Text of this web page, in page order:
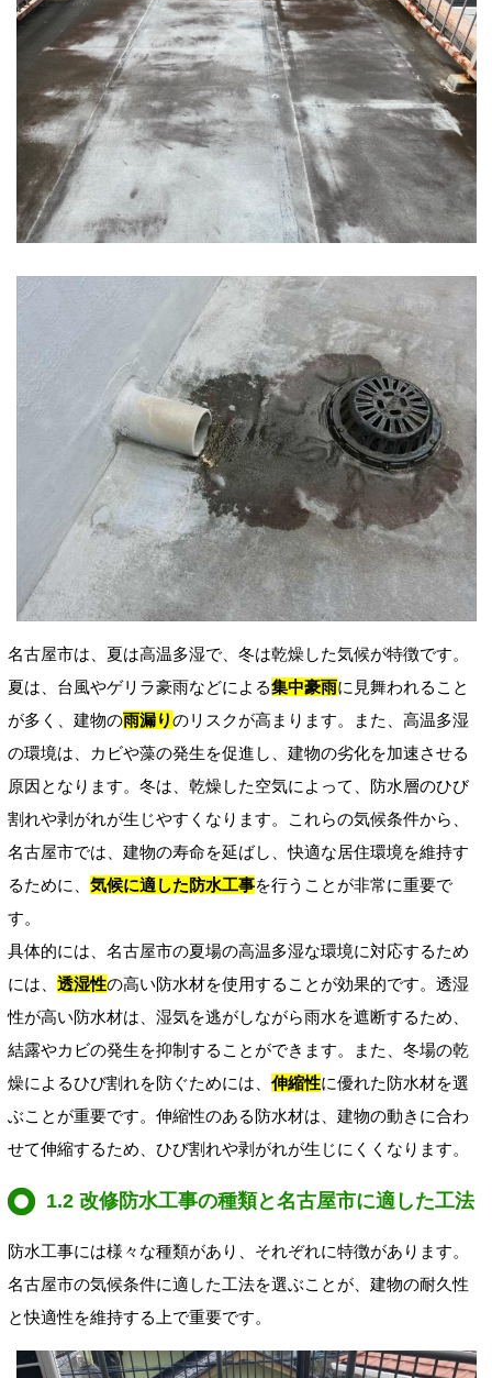
名古屋市は、夏は高温多湿で、冬は乾燥した気候が特徴です。
夏は、台風やゲリラ豪雨などによる集中豪雨に見舞われること
が多く、建物の雨漏りのリスクが高まります。また、高温多湿
の環境は、カビや藻の発生を促進し、建物の劣化を加速させる
原因となります。冬は、乾燥した空気によって、防水層のひび
割れや剥がれが生じやすくなります。これらの気候条件から、
名古屋市では、建物の寿命を延ばし、快適な居住環境を維持す
るために、 気候に適した防水工事を行うことが非常に重要で
す。
具体的には、名古屋市の夏場の高温多湿な環境に対応するため
には、 透湿性の高い防水材を使用することが効果的です。透湿
性が高い防水材は、湿気を逃がしながら雨水を遮断するため、
結露やカビの発生を抑制することができます。また、冬場の乾
燥によるひび割れを防ぐためには、伸縮性に優れた防水材を選
ぶことが重要です。伸縮性のある防水材は、建物の動きに合わ
せて伸縮するため、ひび割れや剥がれが生じにくくなります。
1.2 改修防水工事の種類と名古屋市に適した工法
防水工事には様々な種類があり、それぞれに特徴があります。
名古屋市の気候条件に適した工法を選ぶことが、建物の耐久性
と快適性を維持する上で重要です。